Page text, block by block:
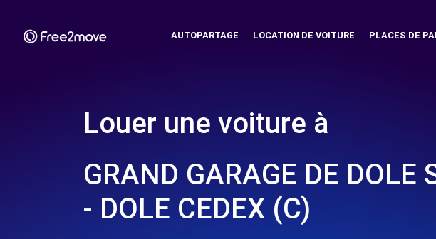
AUTOPARTAGE LOCATION DE VOITURE PLACES DE
Louer une voiture à
GRAND GARAGE DE DOLE
- DOLE CEDEX (C)